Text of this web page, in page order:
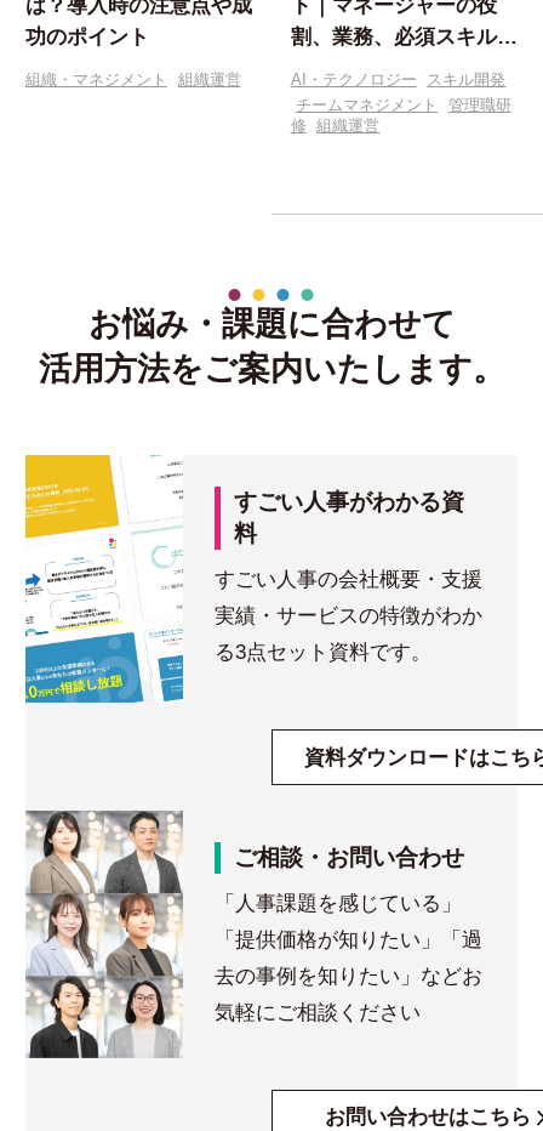
は？導入時の注意点や成
功のポイント
組織・マネジメント 組織運営
ト｜マネージャーの役
割、業務、必須スキルを
解説
AI・テクノロジー
スキル開発
チームマネジメント
管理職研
修
組織運営
お悩み・課題に合わせて
活用方法をご案内いたします。
すごい人事がわかる資
料
すごい人事の会社概要・支援
実績・サービスの特徴がわか
る3点セット資料です。
資料ダウンロードはこち
ご相談・お問い合わせ
「人事課題を感じている」
「提供価格が知りたい」「過
去の事例を知りたい」などお
気軽にご相談ください
お問い合わせはこちら